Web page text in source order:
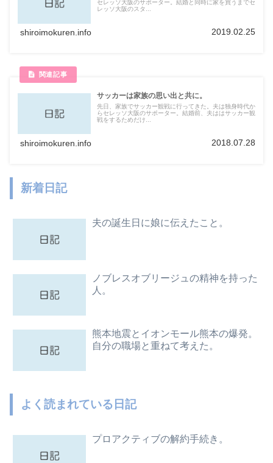
セレッソ大阪のサポーター。結婚と同時に家を買うまでセ
レッソ大阪のスタ...
shiroimokuren.info 2019.02.25
サッカーは家族の思い出と共に。
先日、家族でサッカー観戦に行ってきた。夫は独身時代か
らセレッソ大阪のサポーター。結婚前、夫ははサッカー観
戦をするためだけ...
shiroimokuren.info 2018.07.28
新着日記
夫の誕生日に娘に伝えたこと。
ノブレスオブリージュの精神を持った
人。
熊本地震とイオンモール熊本の爆発。
自分の職場と重ねて考えた。
よく読まれている日記
プロアクティブの解約手続き。